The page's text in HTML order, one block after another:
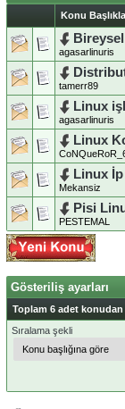
Konu
agasarlinuris
tamerr89
Linux
agasarlinuris
Linux
Linux İp
Mekansiz
Pisi
PESTEMAL
Gösteriliş ayarları
Toplam 6 adet
Sıralama şekli